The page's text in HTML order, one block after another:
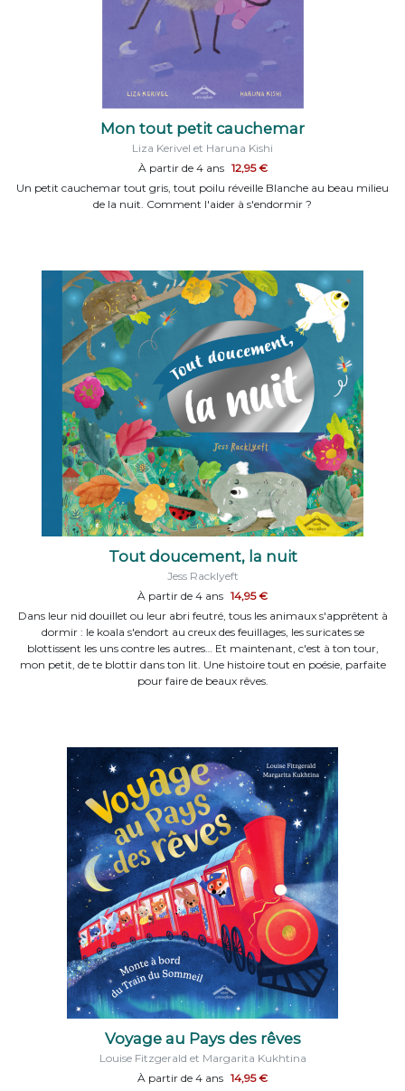
Mon tout petit cauchemar
Liza Kerivel et Haruna Kishi
À partir de 4 ans 12,95 €
Un petit cauchemar tout gris, tout poilu réveille Blanche au beau milieu
de la nuit. Comment l'aider à s'endormir ?
Tout doucement, la nuit
Jess Racklyeft
À partir de 4 ans 14,95 €
Dans leur nid douillet ou leur abri feutré, tous les animaux s'apprêtent à
dormir : le koala s'endort au creux des feuillages, les suricates se
blottissent les uns contre les autres… Et maintenant, c'est à ton tour,
mon petit, de te blottir dans ton lit. Une histoire tout en poésie, parfaite
pour faire de beaux rêves.
Voyage au Pays des rêves
Louise Fitzgerald et Margarita Kukhtina
À partir de 4 ans 14,95 €